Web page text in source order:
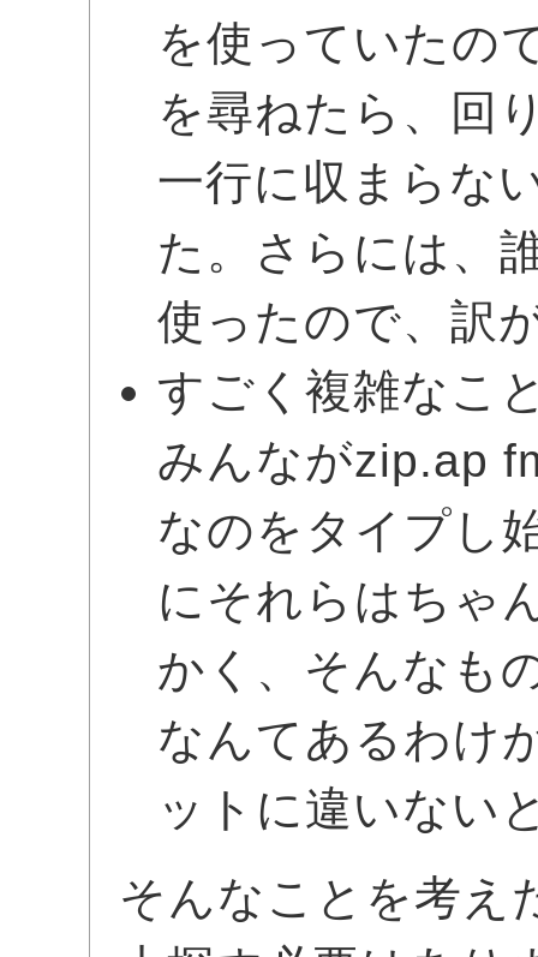
を使っていたの
を尋ねたら、回
一行に収まらな
た。さらには、
使ったので、訳
すごく複雑なこ
みんながzip.ap
なのをタイプし
にそれらはちゃ
かく、そんなも
なんてあるわけ
ットに違いない
そんなことを考え